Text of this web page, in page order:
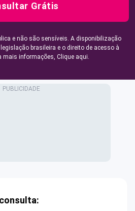
Grátis
e não são sensíveis. A disponibilização
brasileira e o direito de acesso à
mais informações, Clique aqui.